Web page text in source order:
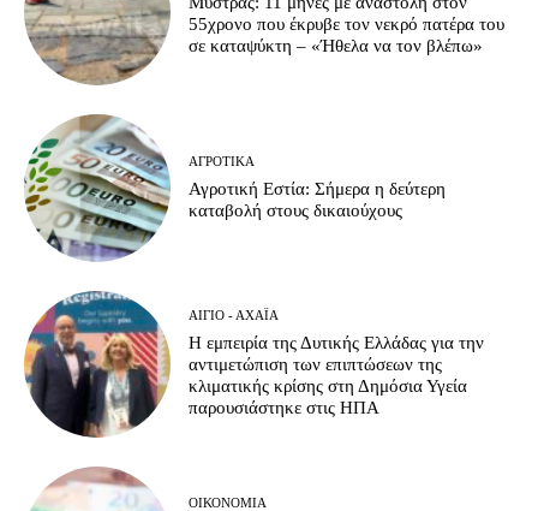
55χρονο που έκρυβε τον νεκρό πατέρα του
σε καταψύκτη – «Ήθελα να τον βλέπω»
ΑΓΡΟΤΙΚΆ
Αγροτική Εστία: Σήμερα η δεύτερη
καταβολή στους δικαιούχους
ΑΊΓΙΟ - ΑΧΑΪ́Α
Η εμπειρία της Δυτικής Ελλάδας για την
αντιμετώπιση των επιπτώσεων της
κλιματικής κρίσης στη Δημόσια Υγεία
παρουσιάστηκε στις ΗΠΑ
ΟΙΚΟΝΟΜΊΑ